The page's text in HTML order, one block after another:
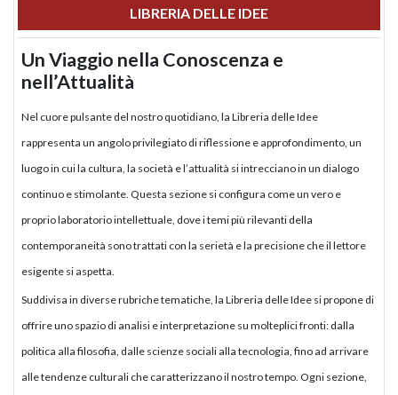
LIBRERIA DELLE IDEE
Un Viaggio nella Conoscenza e
nell’Attualità
Nel cuore pulsante del nostro quotidiano, la Libreria delle Idee
rappresenta un angolo privilegiato di riflessione e approfondimento, un
luogo in cui la cultura, la società e l’attualità si intrecciano in un dialogo
continuo e stimolante. Questa sezione si configura come un vero e
proprio laboratorio intellettuale, dove i temi più rilevanti della
contemporaneità sono trattati con la serietà e la precisione che il lettore
esigente si aspetta.
Suddivisa in diverse rubriche tematiche, la Libreria delle Idee si propone di
offrire uno spazio di analisi e interpretazione su molteplici fronti: dalla
politica alla filosofia, dalle scienze sociali alla tecnologia, fino ad arrivare
alle tendenze culturali che caratterizzano il nostro tempo. Ogni sezione,